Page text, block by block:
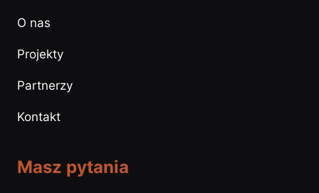
O nas
Projekty
Partnerzy
Kontakt
Masz pytania